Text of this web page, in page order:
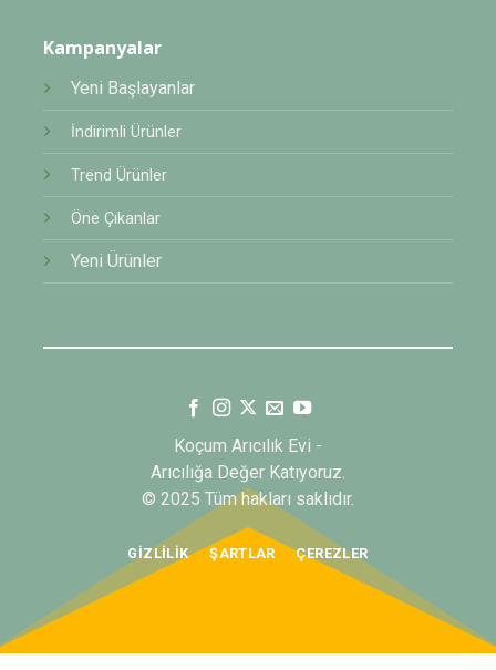
Kampanyalar
Yeni Başlayanlar
İndirimli Ürünler
Trend Ürünler
Öne Çıkanlar
Yeni Ürünler
Koçum Arıcılık Evi -
Arıcılığa Değer Katıyoruz.
© 2025 Tüm hakları saklıdır.
GIZLILIK ŞARTLAR ÇEREZLER